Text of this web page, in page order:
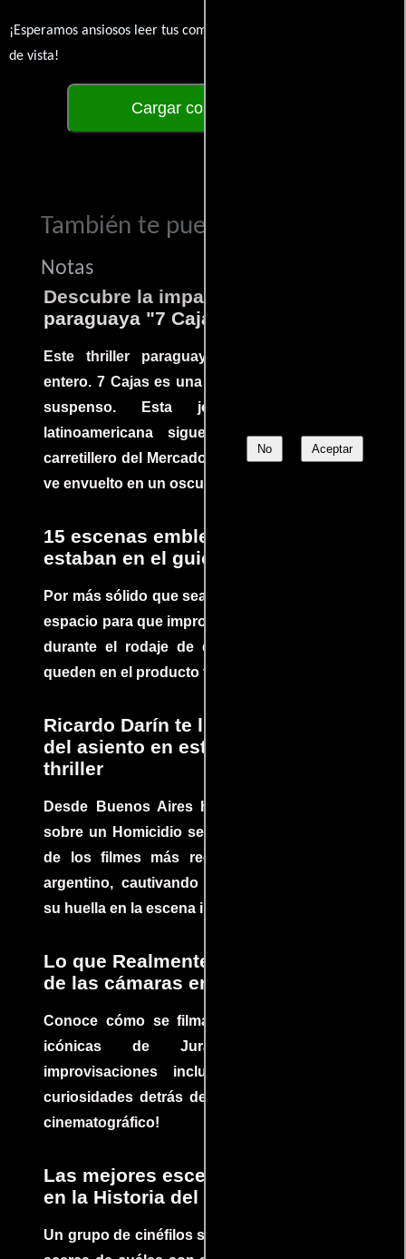
No Aceptar
¡Esperamos ansiosos leer tus comentarios y conocer tus puntos
de vista!
Cargar comentarios
También te puede interesar...
Notas
Descubre la impactante película
paraguaya "7 Cajas"
Este thriller paraguayo cautivó al mundo
entero. 7 Cajas es una explosión de acción y
suspenso. Esta joya cinematográfica
latinoamericana sigue la historia de un
carretillero del Mercado 4 de Asunción que se
ve envuelto en un oscuro mundo de crimen
15 escenas emblemáticas que no
estaban en el guion
Por más sólido que sea un guión siempre hay
espacio para que improvisaciones que se dan
durante el rodaje de determinadas escenas
queden en el producto final.
Ricardo Darín te llevará al borde
del asiento en este increíble
thriller
Desde Buenos Aires hasta el mundo, Tesis
sobre un Homicidio se ha convertido en uno
de los filmes más recomendados del cine
argentino, cautivando audiencias y dejando
su huella en la escena internacional.
Lo que Realmente Sucedió detrás
de las cámaras en Jurassic Park
Conoce cómo se filmaron algunas escenas
icónicas de Jurassic Park, con
improvisaciones incluidas. ¡Descubre las
curiosidades detrás del rodaje de un clásico
cinematográfico!
Las mejores escenas de acción
en la Historia del cine
Un grupo de cinéfilos se juntaron para debatir